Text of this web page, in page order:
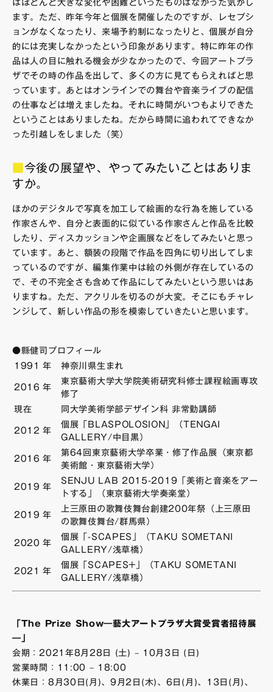
はほとんど大きな変化や困難といったものはなかった気がし
ます。ただ、昨年今年と個展を開催したのですが、レセプシ
ョンがなくなったり、来場予約制になったりと、個展が自分
的には充実しなかったという印象があります。特に昨年の作
品は人の目に触れる機会が少なかったので、今回アートプラ
ザでその時の作品を出して、多くの方に見てもらえればと思
っています。あとはオンラインでの舞台や音楽ライブの配信
の仕事などは増えましたね。それに時間がいつもよりできた
ということはありましたね。だから時間に追われてできなか
った引越しをしました（笑）
今後の展望や、やってみたいことはありま
すか。
ほかのデジタルで写真を加工して絵画的な行為を施している
作家さんや、自分と表面的に似ている作家さんと作品を比較
したり、ディスカッションや企画展などをしてみたいと思っ
ています。あと、額装の段階で作品を四角に切り出してしま
っているのですが、編集作業中は絵の外側が存在しているの
で、その不完全さも含めて作品にしてみたいという思いはあ
りますね。ただ、アクリルを切るのが大変。そこにもチャレ
ンジして、新しい作品の形を模索していきたいと思います。
●縣健司プロフィール
1991
年 神奈川県生まれ
2016 年
東京藝術大学大学院美術研究科修士課程絵画専攻
修了
現在
同大学美術学部デザイン科 非常勤講師
2012 年
個展「BLASPOLOSION」（TENGAI
GALLERY/中目黒）
2016 年
第64回東京藝術大学卒業・修了作品展（東京都
美術館・東京藝術大学）
2019 年
SENJU LAB 2015-2019「美術と音楽をアー
トする」（東京藝術大学奏楽堂）
2019 年
上三原田の歌舞伎舞台創建200年祭（上三原田
の歌舞伎舞台/群馬県）
2020 年
個展「-SCAPES」（TAKU SOMETANI
GALLERY/浅草橋）
2021 年
個展「SCAPES+」（TAKU SOMETANI
GALLERY/浅草橋）
「The Prize Show―藝大アートプラザ大賞受賞者招待展
―」
会期：2021年8月28日 (土) – 10月3日 (日)
営業時間：11:00 – 18:00
休業日：8月30日(月)、9月2日(木)、6日(月)、13日(月)、